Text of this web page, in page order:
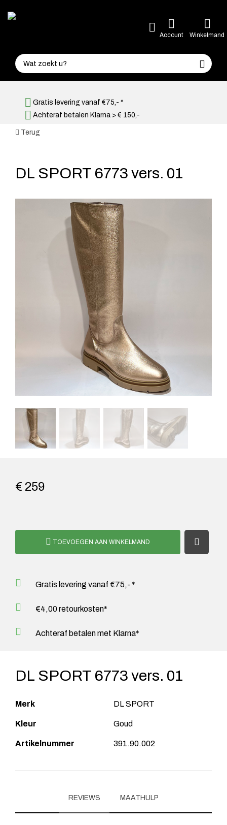
Account Winkelmand
Gratis levering vanaf €75,- *
Achteraf betalen Klarna > € 150,-
Terug
DL SPORT 6773 vers. 01
€ 259
TOEVOEGEN AAN WINKELMAND
Gratis levering vanaf €75,- *
€4,00 retourkosten*
Achteraf betalen met Klarna*
DL SPORT 6773 vers. 01
Merk DL SPORT
Kleur Goud
Artikelnummer 391.90.002
REVIEWS MAATHULP